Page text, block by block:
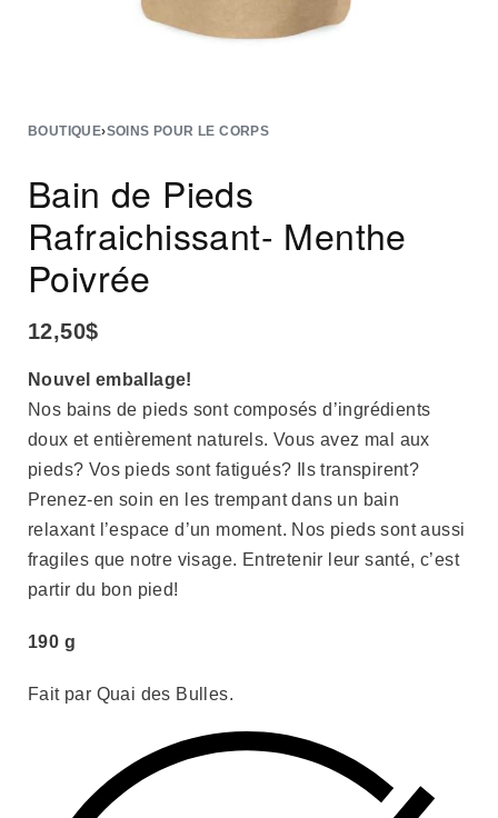
BOUTIQUE›SOINS POUR LE CORPS
Bain de Pieds
Rafraichissant- Menthe
Poivrée
12,50$
Nouvel emballage!
Nos bains de pieds sont composés d’ingrédients
doux et entièrement naturels. Vous avez mal aux
pieds? Vos pieds sont fatigués? Ils transpirent?
Prenez-en soin en les trempant dans un bain
relaxant l’espace d’un moment. Nos pieds sont aussi
fragiles que notre visage. Entretenir leur santé, c’est
partir du bon pied!
190 g
Fait par Quai des Bulles.